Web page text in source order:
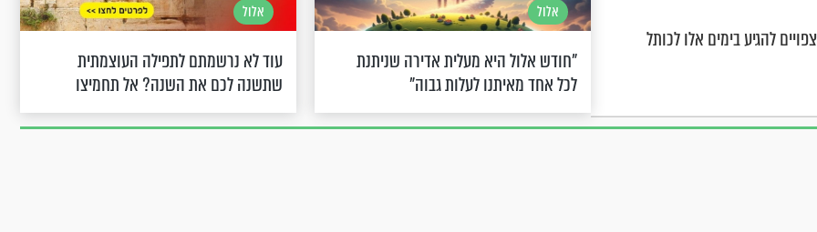
להגיע בימים אלו לכותל
אלול
"חודש אלול היא מעלית אדירה שניתנת
לכל אחד מאיתנו לעלות גבוה"
אלול
עוד לא נרשמתם לתפילה העוצמתית
שתשנה לכם את השנה? אל תחמיצו